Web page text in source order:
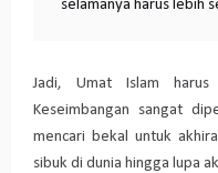
selamanya harus lebih
Jadi, Umat Islam
Keseimbangan sangat
mencari bekal untuk
sibuk di dunia hingga lupa